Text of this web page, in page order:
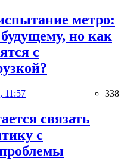
метро:
но как
с
11:57 338
связать
с